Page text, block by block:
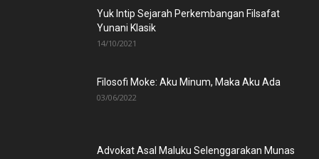
Yuk Intip Sejarah Perkembangan Filsafat
Yunani Klasik
14/10/2021
Filosofi Moke: Aku Minum, Maka Aku Ada
03/06/2022
Advokat Asal Maluku Selenggarakan Munas